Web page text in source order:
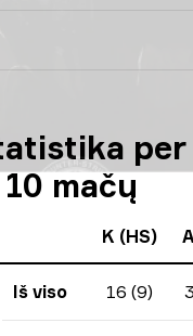
per
mačų
K (HS)
Iš viso 16 (9)